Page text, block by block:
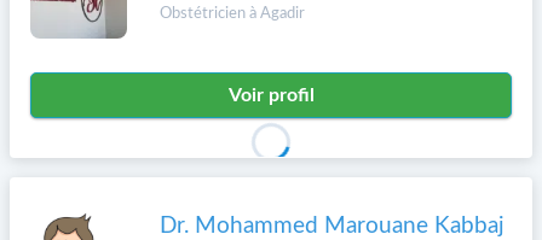
Obstétricien à Agadir
Voir profil
Dr. Mohammed Marouane Kabbaj